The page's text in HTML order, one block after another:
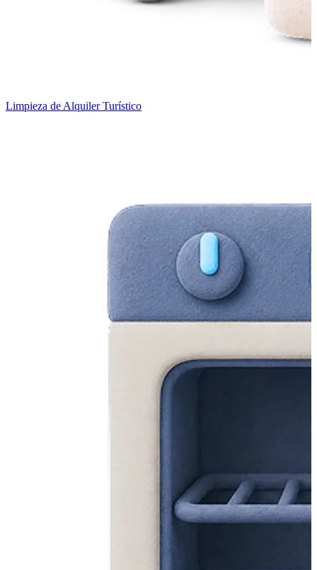
Limpieza de Alquiler Turístico